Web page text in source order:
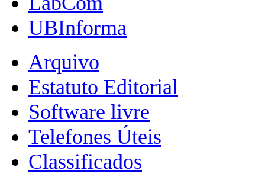
UBInforma
Arquivo
Estatuto Editorial
Software livre
Telefones Úteis
Classificados